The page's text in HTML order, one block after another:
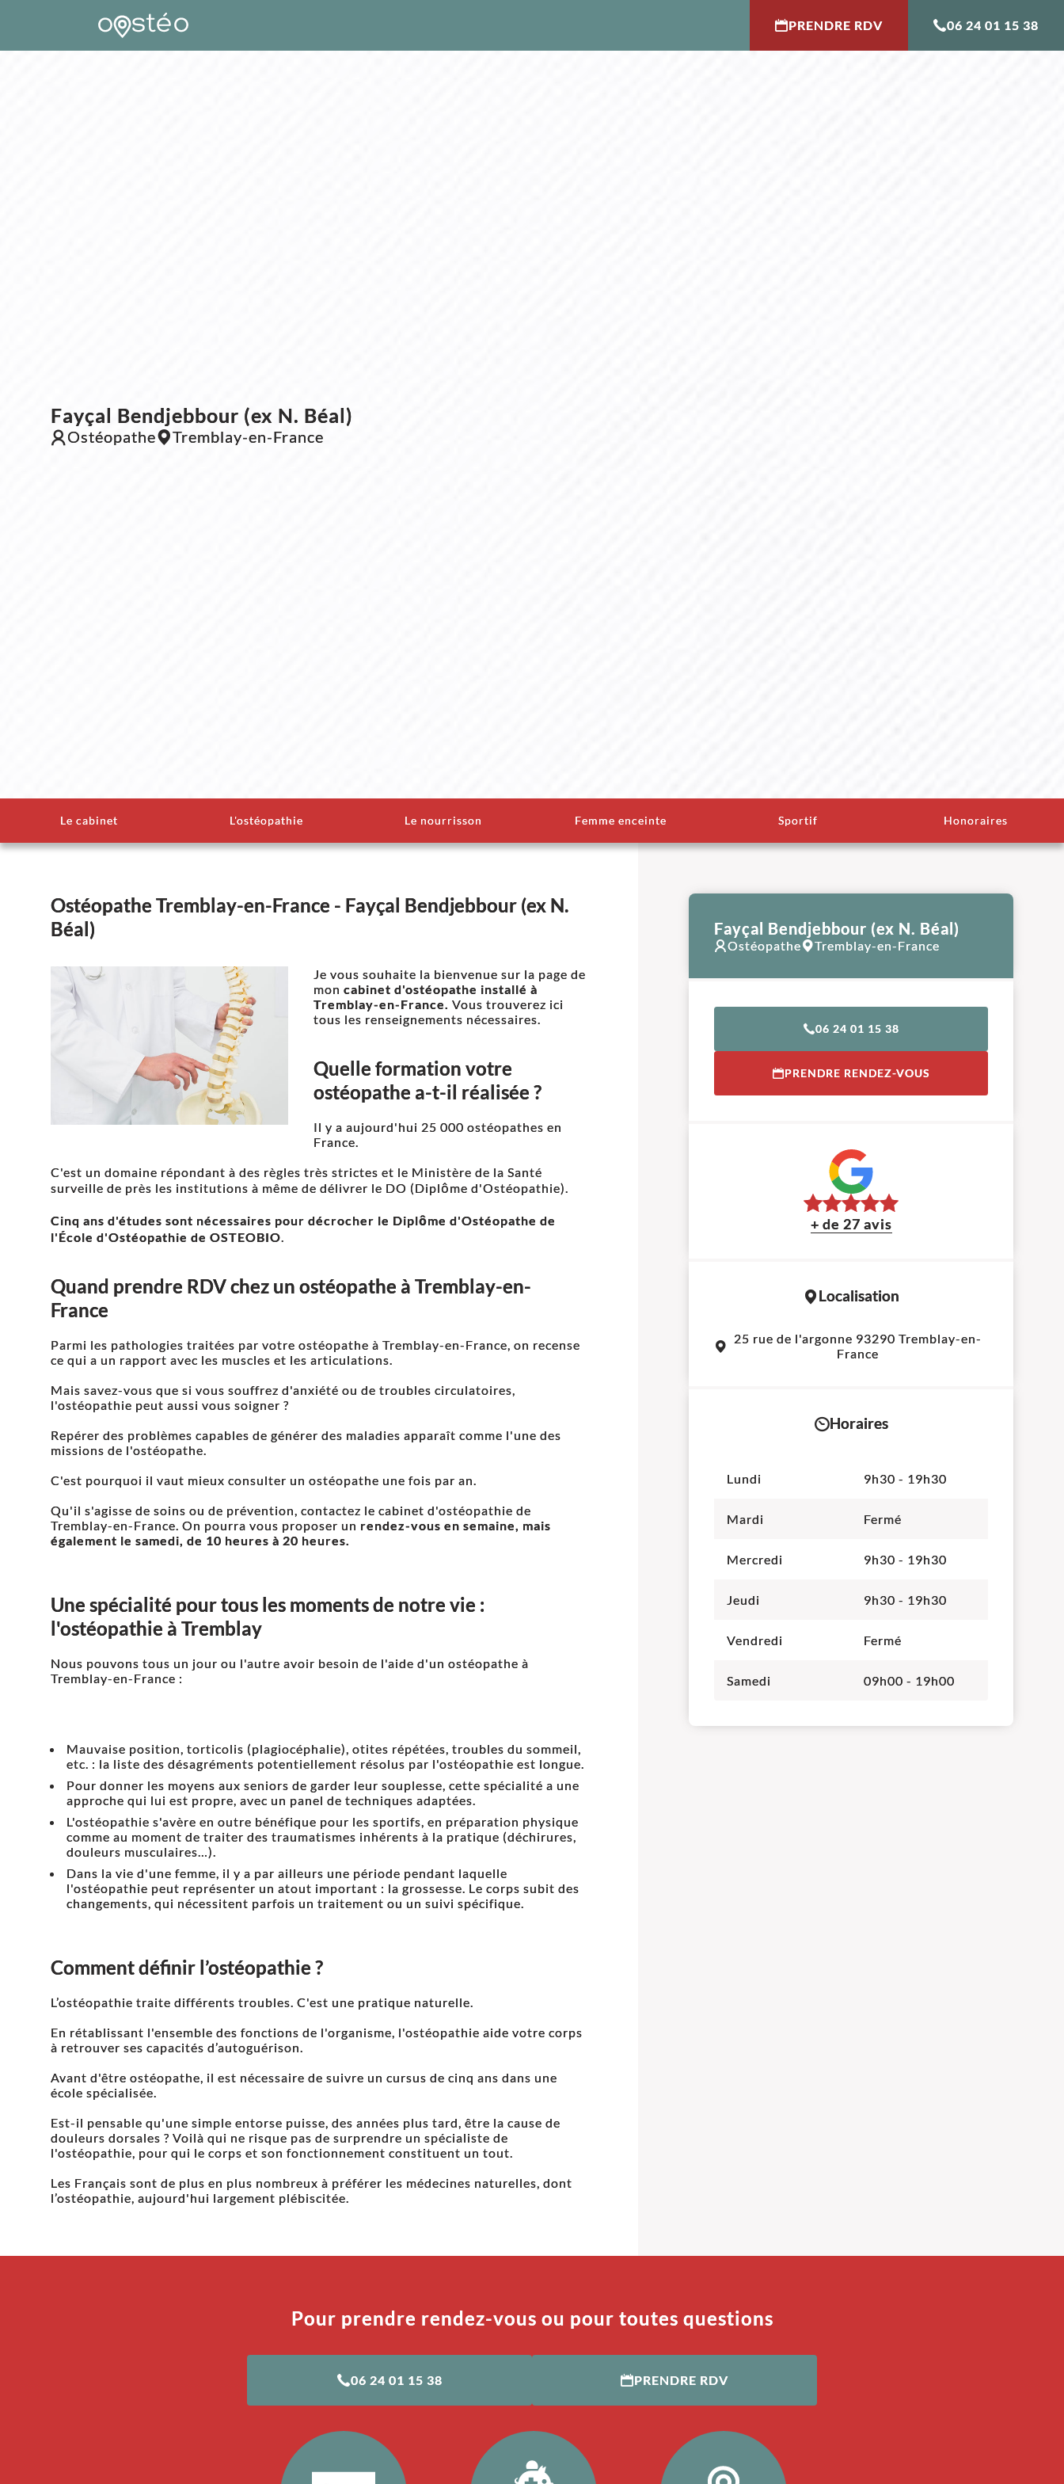
PRENDRE RDV 06 24 01 15 38
Fayçal Bendjebbour (ex N. Béal)
Ostéopathe Tremblay-en-France
Le cabinet L'ostéopathie Le nourrisson Femme enceinte Sportif Honoraires
Ostéopathe Tremblay-en-France - Fayçal Bendjebbour (ex N.
Béal)
Je vous souhaite la bienvenue sur la page de
mon cabinet d'ostéopathe installé à
Tremblay-en-France. Vous trouverez ici
tous les renseignements nécessaires.
Quelle formation votre
ostéopathe a-t-il réalisée ?
Il y a aujourd'hui 25 000 ostéopathes en
France.
C'est un domaine répondant à des règles très strictes et le Ministère de la Santé
surveille de près les institutions à même de délivrer le DO (Diplôme d'Ostéopathie).
Cinq ans d'études sont nécessaires pour décrocher le Diplôme d'Ostéopathe de
l'École d'Ostéopathie de OSTEOBIO
Quand prendre RDV chez un ostéopathe à Tremblay-en-
France
Parmi les pathologies traitées par votre ostéopathe à Tremblay-en-France, on recense
ce qui a un rapport avec les muscles et les articulations.
Mais savez-vous que si vous souffrez d'anxiété ou de troubles circulatoires,
l'ostéopathie peut aussi vous soigner ?
Repérer des problèmes capables de générer des maladies apparaît comme l'une des
missions de l'ostéopathe.
C'est pourquoi il vaut mieux consulter un ostéopathe une fois par an.
Qu'il s'agisse de soins ou de prévention, contactez le cabinet d'ostéopathie de
Tremblay-en-France. On pourra vous proposer un rendez-vous en semaine, mais
également le samedi, de 10 heures à 20 heures.
Une spécialité pour tous les moments de notre vie :
l'ostéopathie à Tremblay
Nous pouvons tous un jour ou l'autre avoir besoin de l'aide d'un ostéopathe à
Tremblay-en-France :
Mauvaise position, torticolis (plagiocéphalie), otites répétées, troubles du sommeil,
etc. : la liste des désagréments potentiellement résolus par l'ostéopathie est longue.
Pour donner les moyens aux seniors de garder leur souplesse, cette spécialité a une
approche qui lui est propre, avec un panel de techniques adaptées.
L'ostéopathie s'avère en outre bénéfique pour les sportifs, en préparation physique
comme au moment de traiter des traumatismes inhérents à la pratique (déchirures,
douleurs musculaires…).
Dans la vie d'une femme, il y a par ailleurs une période pendant laquelle
l'ostéopathie peut représenter un atout important : la grossesse. Le corps subit des
changements, qui nécessitent parfois un traitement ou un suivi spécifique.
Comment définir l’ostéopathie ?
L’ostéopathie traite différents troubles. C'est une pratique naturelle.
En rétablissant l'ensemble des fonctions de l'organisme, l'ostéopathie aide votre corps
à retrouver ses capacités d’autoguérison.
Avant d'être ostéopathe, il est nécessaire de suivre un cursus de cinq ans dans une
école spécialisée.
Est-il pensable qu'une simple entorse puisse, des années plus tard, être la cause de
douleurs dorsales ? Voilà qui ne risque pas de surprendre un spécialiste de
l'ostéopathie, pour qui le corps et son fonctionnement constituent un tout.
Les Français sont de plus en plus nombreux à préférer les médecines naturelles, dont
l’ostéopathie, aujourd'hui largement plébiscitée.
Fayçal Bendjebbour (ex N. Béal)
Ostéopathe Tremblay-en-France
06 24 01 15 38
PRENDRE RENDEZ-VOUS
+ de 27 avis
Localisation
25 rue de l'argonne 93290 Tremblay-en-
France
Horaires
Lundi 9h30 - 19h30
Mardi Fermé
Mercredi 9h30 - 19h30
Jeudi 9h30 - 19h30
Vendredi Fermé
Samedi 09h00 - 19h00
Pour prendre rendez-vous ou pour toutes questions
06 24 01 15 38 PRENDRE RDV